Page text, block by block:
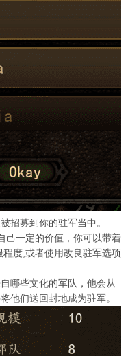
招募到你的驻军当中。
己一定的价值，你可以带着
度,或者使用改良驻军选项
哪些文化的军队，他会从
他们送回封地成为驻军。